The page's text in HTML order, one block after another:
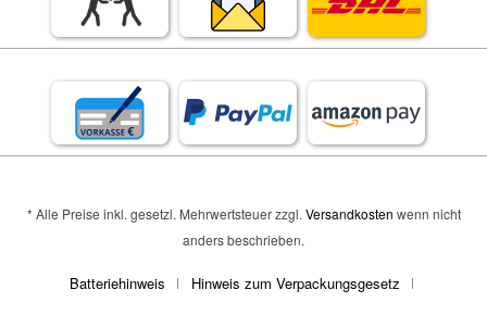
* Alle Preise inkl. gesetzl. Mehrwertsteuer zzgl. Versandkosten wenn nicht
anders beschrieben.
Batteriehinweis
Hinweis zum Verpackungsgesetz